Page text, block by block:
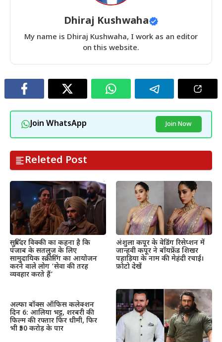
Dhiraj Kushwaha
My name is Dhiraj Kushwaha, I work as an editor
on this website.
Join WhatsApp Join Now
Releted Post
सुबिंदर विक्की का कहना है कि
पंजाब के सतलुज के लिए
सामुदायिक स्क्रीनिंग का आयोजन
करने वाले लोग ‘सेवा की तरह
व्यवहार करते हैं’
अंशुला कपूर के वेडिंग रिसेप्शन में
जान्हवी कपूर ने बॉयफ्रेंड शिखर
पहाड़िया के नाम की मेहंदी रचाई।
फ़ोटो देखें
अल्फा बॉक्स ऑफिस कलेक्शन
दिन 6: आलिया भट्ट, शरबरी की
फिल्म की रफ्तार फिर धीमी, फिर
भी ₹50 करोड़ के पार